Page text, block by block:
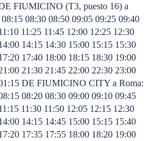
FIUMICINO (T3, puesto 16) a
08:30 08:50 09:05 09:25 09:40
11:25 11:45 12:00 12:25 12:30
14:15 14:30 15:00 15:15 15:30
17:40 18:00 18:15 18:30 19:00
21:30 21:45 22:00 22:30 23:00
DE FIUMICINO CITY a Roma:
08:20 08:30 09:00 09:10 09:45
11:30 11:50 12:05 12:15 12:30
14:15 14:45 15:00 15:15 15:40
17:35 17:55 18:00 18:20 19:00